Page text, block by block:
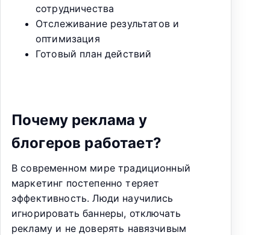
сотрудничества
Отслеживание результатов и
оптимизация
Готовый план действий
Почему реклама у
блогеров работает?
В современном мире традиционный
маркетинг постепенно теряет
эффективность. Люди научились
игнорировать баннеры, отключать
рекламу и не доверять навязчивым